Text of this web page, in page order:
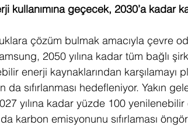
kullanımına geçecek, 2030’a kadar
çözüm bulmak amacıyla çevre
2050 yılına kadar tüm bağlı
enerji kaynaklarından karşılamayı
da sıfırlanması hedefleniyor. Yakın
yılına kadar yüzde 100 yenilenebilir
karbon emisyonunu sıfırlaması